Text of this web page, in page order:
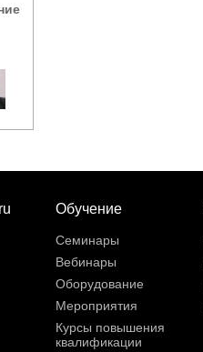
Обучение
Семинары
Вебинары
Оборудование
Мероприятия
Курсы повышения
квалификации